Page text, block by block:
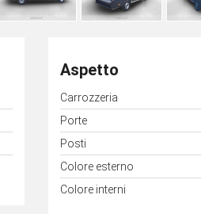
Aspetto
Carrozzeria
Porte
Posti
Colore esterno
Colore interni